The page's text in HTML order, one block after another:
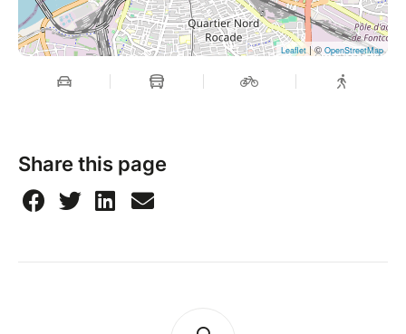
Leaflet | © OpenStreetMap
Share this page